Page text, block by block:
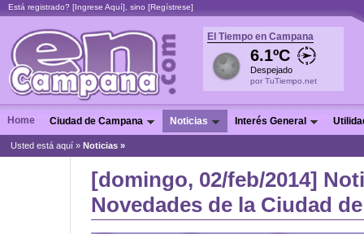
Está registrado? [Ingrese Aquí], sino [Regístrese]
El Tiempo en Campana
6.1ºC
Despejado
por TuTiempo.net
Home Ciudad de Campana Noticias Interés General
Usted está aquí » Noticias »
[domingo, 02/feb/2014]
Novedades de la Ciudad